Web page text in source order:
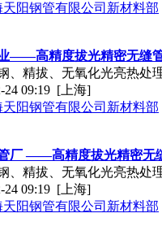
天阳钢管有限公司新材料部
——高精度拔光精密无缝
、精拔、无氧化光亮热处
24 09:19 [上海]
天阳钢管有限公司新材料部
厂 ——高精度拔光精密无
、精拔、无氧化光亮热处
24 09:19 [上海]
天阳钢管有限公司新材料部